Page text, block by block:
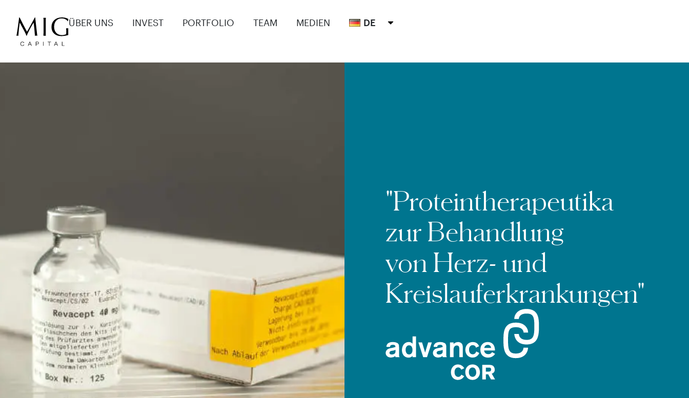
ÜBER UNS INVEST PORTFOLIO TEAM MEDIEN DE
"Proteintherapeutika
zur Behandlung
von Herz- und
Kreislauferkrankungen"